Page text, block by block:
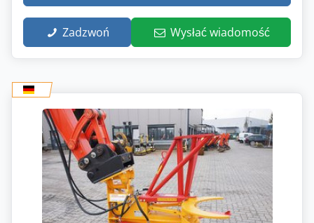
Zadzwoń Wysłać wiadomość